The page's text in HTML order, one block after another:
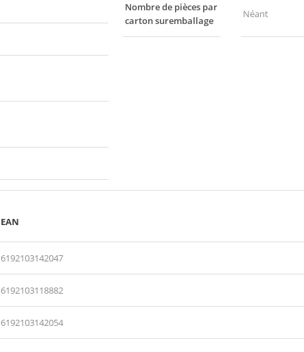
Nombre de pièces par
carton suremballage
Néant
EAN
6192103142047
6192103118882
6192103142054